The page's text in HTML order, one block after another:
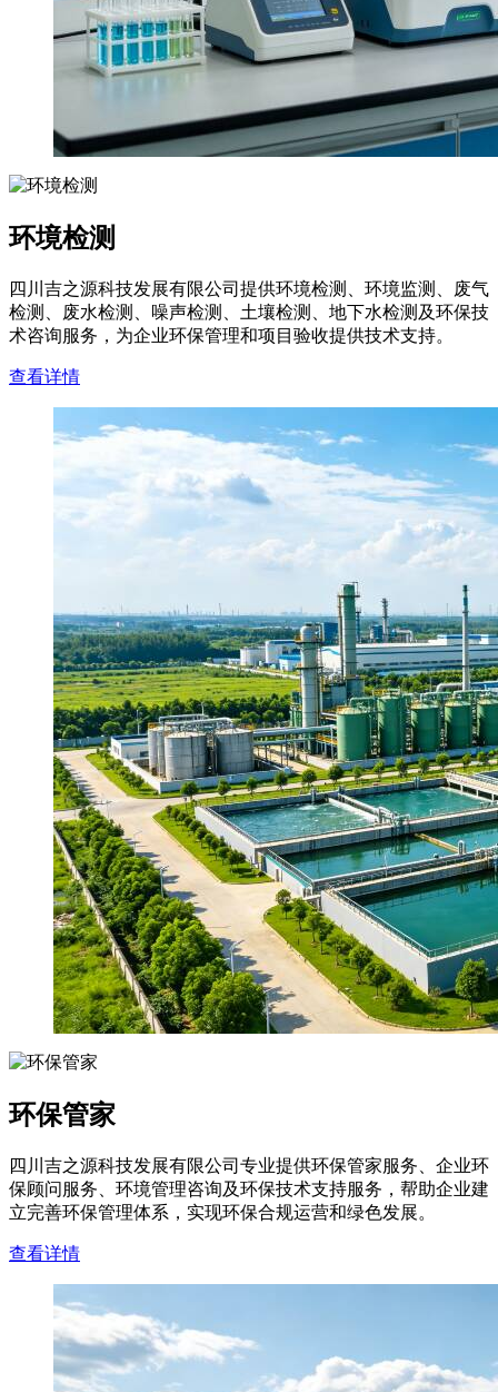
环境检测
四川吉之源科技发展有限公司提供环境检测、环境监测、废气
检测、废水检测、噪声检测、土壤检测、地下水检测及环保技
术咨询服务，为企业环保管理和项目验收提供技术支持。
查看详情
环保管家
四川吉之源科技发展有限公司专业提供环保管家服务、企业环
保顾问服务、环境管理咨询及环保技术支持服务，帮助企业建
立完善环保管理体系，实现环保合规运营和绿色发展。
查看详情